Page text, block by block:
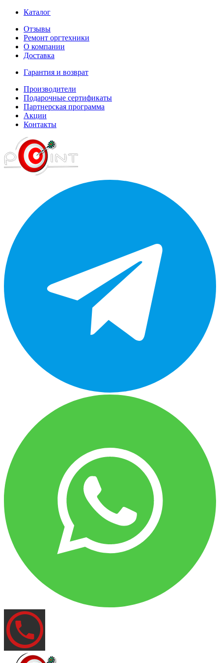
Каталог
Отзывы
Ремонт оргтехники
О компании
Доставка
Гарантия и возврат
Производители
Подарочные сертификаты
Партнерская программа
Акции
Контакты